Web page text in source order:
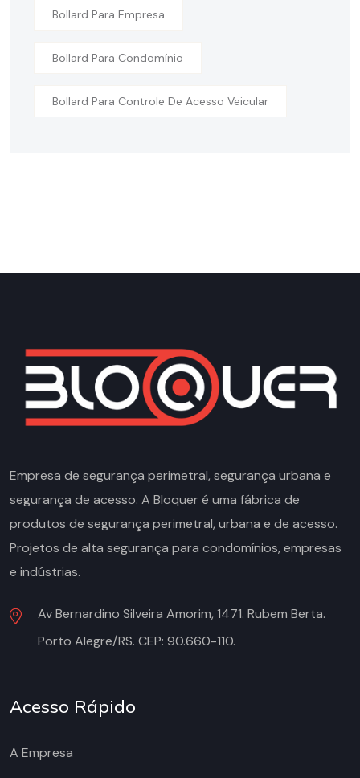
Bollard Para Empresa
Bollard Para Condomínio
Bollard Para Controle De Acesso Veicular
Empresa de segurança perimetral, segurança urbana e
segurança de acesso. A Bloquer é uma fábrica de
produtos de segurança perimetral, urbana e de acesso.
Projetos de alta segurança para condomínios, empresas
e indústrias.
Av Bernardino Silveira Amorim, 1471. Rubem Berta.
Porto Alegre/RS. CEP: 90.660-110.
Acesso Rápido
A Empresa